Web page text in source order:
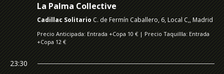
La Palma Collective
Cadillac SolitarioC. de Fermín Caballero, 6, Local C,, Madrid
Precio Anticipada: Entrada +Copa 10 € | Precio Taquillla: Entrada
+Copa 12 €
23:30